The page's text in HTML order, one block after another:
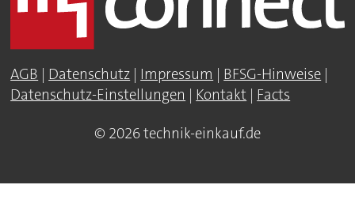
AGB | Datenschutz | Impressum | BFSG-Hinweise |
Datenschutz-Einstellungen | Kontakt | Facts
© 2026 technik-einkauf.de